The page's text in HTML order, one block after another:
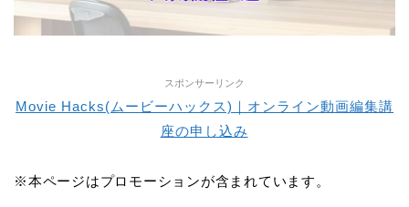
スポンサーリンク
Movie Hacks(ムービーハックス)｜オンライン動画編集講
座の申し込み
※本ページはプロモーションが含まれています。